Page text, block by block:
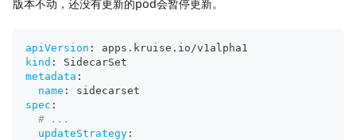
版本不动，还没有更新的pod会暂停更新。
apiVersion :
apps.kruise.io/v1alpha1
kind :
SidecarSet
metadata :
name :
sidecarset
spec :
# ...
updateStrategy :